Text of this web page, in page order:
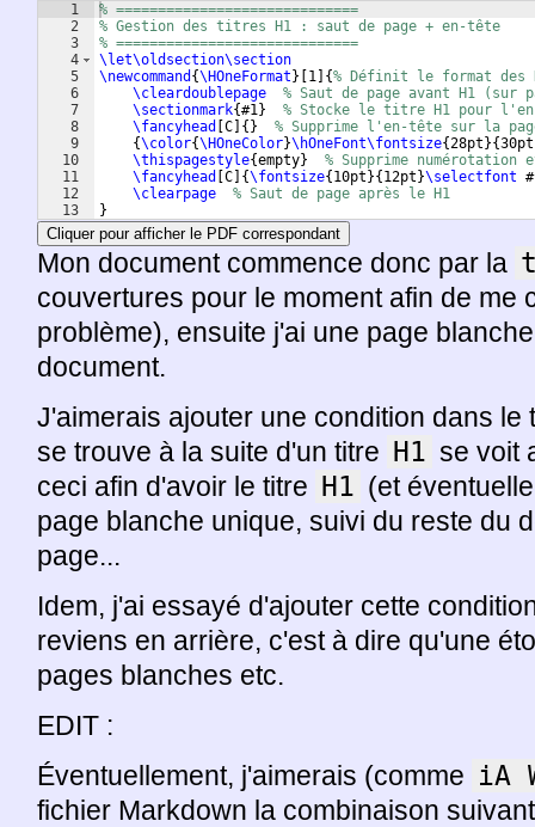
1
2
3
4
5
6
7
8
9
10
11
12
13
% =============================
% Gestion des titres H1 : saut de page + en-tête
% =============================
\let\oldsection\section
\newcommand {\HOneFormat } 1 {% Définit le format des
\cleardoublepage
% Saut de page avant H1 (sur
\sectionmark{#1}
% Stocke le titre H1 pour
\fancyhead
C { }
% Supprime l'en-tête sur la
{\color{\HOneColor}\hOneFont\fontsize{28pt }{30pt
\thispagestyle{empty}
% Supprime
\fancyhead
C {\fontsize{ 10pt }{ 12pt }\selectfont
\clearpage
% Saut de page après le H1
}
Cliquer pour afficher le PDF correspondant
Mon document commence donc par la
couvertures pour le moment afin de me
problème), ensuite j'ai une page
document.
J'aimerais ajouter une condition dans le
se trouve à la suite d'un titre H1 se voit
ceci afin d'avoir le titre H1 (et
page blanche unique, suivi du reste du
page...
Idem, j'ai essayé d'ajouter cette
reviens en arrière, c'est à dire qu'une
pages blanches etc.
EDIT :
Éventuellement, j'aimerais (comme iA
fichier Markdown la combinaison